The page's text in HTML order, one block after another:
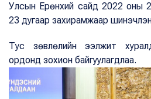
Улсын Ерөнхий сайд 2022 оны
23 дугаар захирамжаар
Тус зөвлөлийн ээлжит
ордонд зохион байгуулагдлаа.